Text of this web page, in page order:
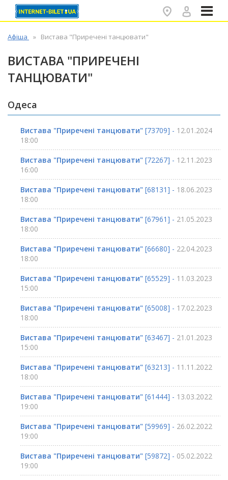
Афіша Вистава "Приречені танцювати"
ВИСТАВА "ПРИРЕЧЕНІ
ТАНЦЮВАТИ"
Одеса
Вистава "Приречені танцювати" [73709] - 12.01.2024
18:00
Вистава "Приречені танцювати" [72267] - 12.11.2023
16:00
Вистава "Приречені танцювати" [68131] - 18.06.2023
18:00
Вистава "Приречені танцювати" [67961] - 21.05.2023
18:00
Вистава "Приречені танцювати" [66680] - 22.04.2023
18:00
Вистава "Приречені танцювати" [65529] - 11.03.2023
15:00
Вистава "Приречені танцювати" [65008] - 17.02.2023
18:00
Вистава "Приречені танцювати" [63467] - 21.01.2023
15:00
Вистава "Приречені танцювати" [63213] - 11.11.2022
18:00
Вистава "Приречені танцювати" [61444] - 13.03.2022
19:00
Вистава "Приречені танцювати" [59969] - 26.02.2022
19:00
Вистава "Приречені танцювати" [59872] - 05.02.2022
19:00